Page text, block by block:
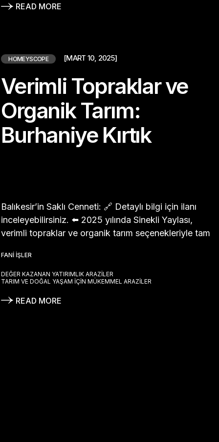
READ MORE
HOMEYSCOPE [MART 10, 2025]
Verimli Topraklar ve
Organik Tarım:
Burhaniye Kırtık
Balıkesir’in Saklı Cenneti: 🔗 Detaylı bilgi için ilanı
inceleyebilirsiniz. ⬅️ 2025 yılında Sinekli Yaylası,
verimli topraklar ve organik tarım seçenekleriyle tam
FANI İŞLER
DEĞER KAZANAN YATIRIMLIK ARAZILER
TARIM VE DOĞAL YAŞAM İÇIN MÜKEMMEL ARAZILER
READ MORE